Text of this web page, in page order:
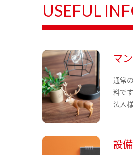
USEFUL
マ
通常
料です
法人
設